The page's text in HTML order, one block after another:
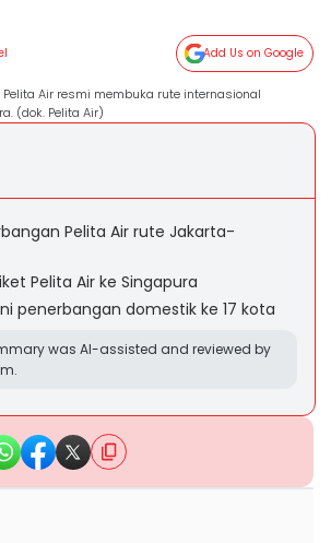
Add Us on Google
Air resmi membuka rute internasional
(dok. Pelita Air)
Pelita Air rute Jakarta-
Pelita Air ke Singapura
penerbangan domestik ke 17 kota
was AI-assisted and reviewed by